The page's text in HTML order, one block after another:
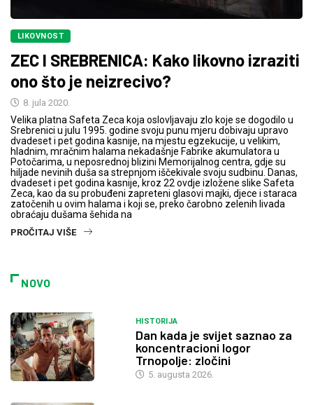
LIKOVNOST
ZEC I SREBRENICA: Kako likovno izraziti
ono što je neizrecivo?
8. jula 2020.
Velika platna Safeta Zeca koja oslovljavaju zlo koje se dogodilo u
Srebrenici u julu 1995. godine svoju punu mjeru dobivaju upravo
dvadeset i pet godina kasnije, na mjestu egzekucije, u velikim,
hladnim, mračnim halama nekadašnje Fabrike akumulatora u
Potočarima, u neposrednoj blizini Memorijalnog centra, gdje su
hiljade nevinih duša sa strepnjom iščekivale svoju sudbinu. Danas,
dvadeset i pet godina kasnije, kroz 22 ovdje izložene slike Safeta
Zeca, kao da su probuđeni zapreteni glasovi majki, djece i staraca
zatočenih u ovim halama i koji se, preko čarobno zelenih livada
obraćaju dušama šehida na
PROČITAJ VIŠE
NOVO
HISTORIJA
Dan kada je svijet saznao za
koncentracioni logor
Trnopolje: zločini
5. augusta 2026.